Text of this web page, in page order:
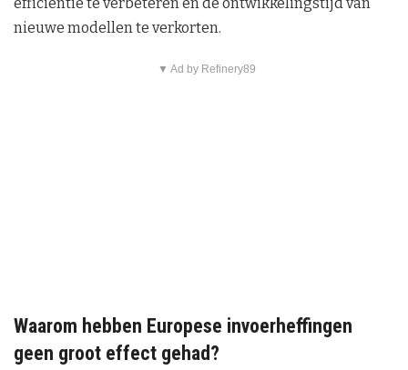
nieuwe modellen te verkorten.
▼ Ad by Refinery89
Waarom hebben Europese invoerheffingen
geen groot effect gehad?